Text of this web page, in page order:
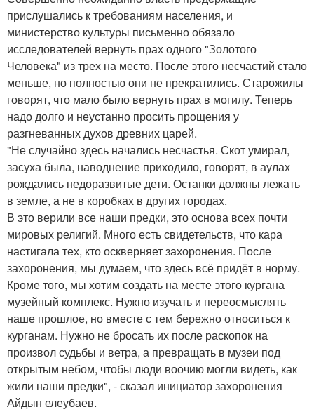
прислушались к требованиям населения, и
министерство культуры письменно обязало
исследователей вернуть прах одного "Золотого
Человека" из трех на место. После этого несчастий стало
меньше, но полностью они не прекратились. Старожилы
говорят, что мало было вернуть прах в могилу. Теперь
надо долго и неустанно просить прощения у
разгневанных духов древних царей.
"Не случайно здесь начались несчастья. Скот умирал,
засуха была, наводнение приходило, говорят, в аулах
рождались недоразвитые дети. Останки должны лежать
в земле, а не в коробках в других городах.
В это верили все наши предки, это основа всех почти
мировых религий. Много есть свидетельств, что кара
настигала тех, кто оскверняет захоронения. После
захоронения, мы думаем, что здесь всё придёт в норму.
Кроме того, мы хотим создать на месте этого кургана
музейный комплекс. Нужно изучать и переосмыслять
наше прошлое, но вместе с тем бережно относиться к
курганам. Нужно не бросать их после раскопок на
произвол судьбы и ветра, а превращать в музеи под
открытым небом, чтобы люди воочию могли видеть, как
жили наши предки", - сказал инициатор захоронения
Айдын елеубаев.